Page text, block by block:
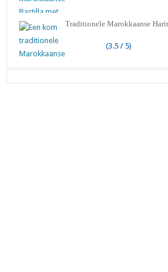
Traditionele Marokkaanse
(3.5 / 5)